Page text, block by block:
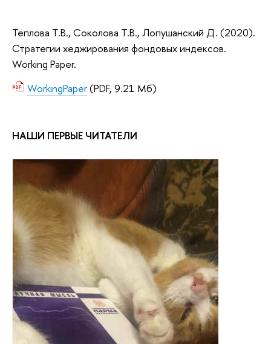
Теплова Т.В., Соколова Т.В., Лопушанский Д. (2020).
Стратегии хеджирования фондовых индексов.
Working Paper.
WorkingPaper(PDF, 9.21 Мб)
НАШИ ПЕРВЫЕ ЧИТАТЕЛИ